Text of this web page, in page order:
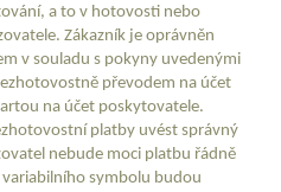
a to v hotovosti nebo
Zákazník je oprávněn
v souladu s pokyny uvedenými
převodem na účet
na účet poskytovatele.
platby uvést správný
nebude moci platbu řádně
symbolu budou